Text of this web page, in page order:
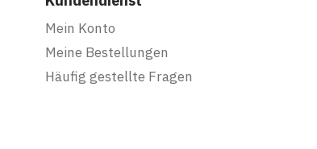
Mein Konto
Meine Bestellungen
Häufig gestellte Fragen